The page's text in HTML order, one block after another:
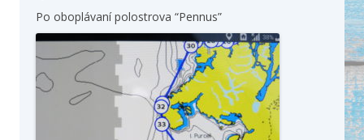
Po oboplávaní polostrova “Pennus”